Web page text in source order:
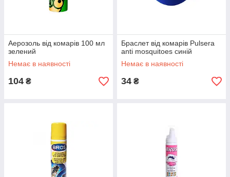
Аерозоль від комарів 100 мл
зелений
Немає в наявності
104 ₴
Браслет від комарів Pulsera
anti mosquitoes синій
Немає в наявності
34 ₴